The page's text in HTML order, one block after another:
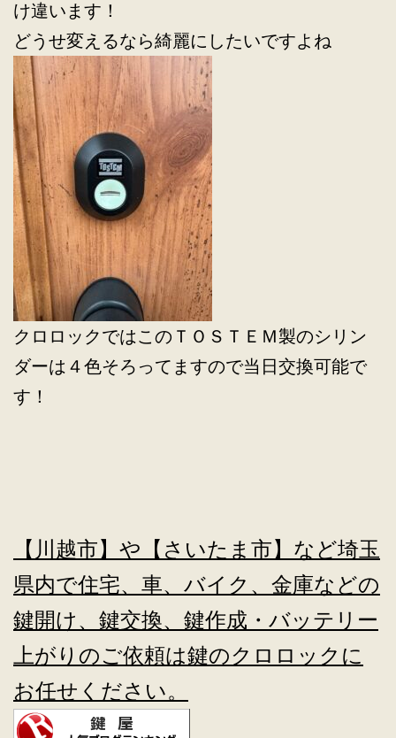
け違います！
どうせ変えるなら綺麗にしたいですよね
クロロックではこのＴＯＳＴＥＭ製のシリン
ダーは４色そろってますので当日交換可能で
す！
【川越市】や【さいたま市】など埼玉
県内で住宅、車、バイク、金庫などの
鍵開け、鍵交換、鍵作成・バッテリー
上がりのご依頼は鍵のクロロックに
お任せください。